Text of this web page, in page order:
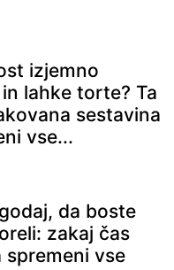
izjemno
lahke torte? Ta
sestavina
vse...
da boste
zakaj čas
spremeni vse